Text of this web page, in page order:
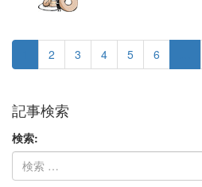
2 3 4 5 6
記事検索
検索: